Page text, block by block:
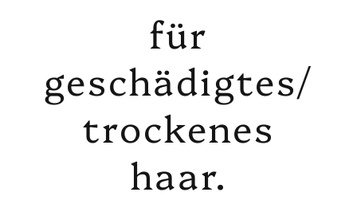
für
geschädigtes/
trockenes
haar.